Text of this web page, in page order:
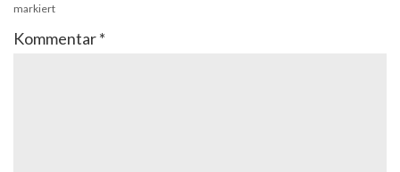
markiert
Kommentar*